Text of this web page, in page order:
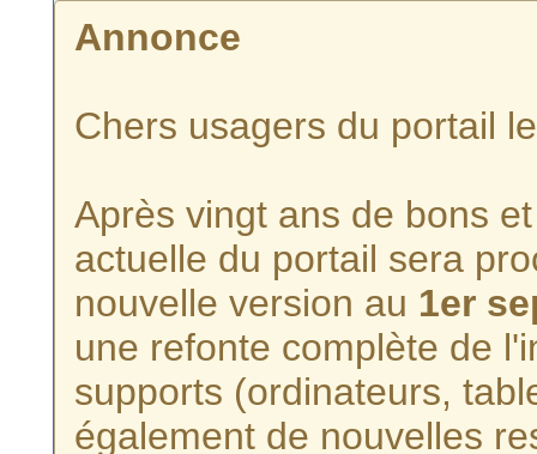
Annonce
Chers usagers du portail
Après vingt ans de bons
actuelle du portail sera
nouvelle version au 1er
une refonte complète de
supports (ordinateurs,
également de nouvelles